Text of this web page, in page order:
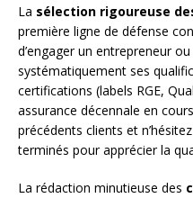
La sélection rigoureuse
première ligne de défense
d’engager un entrepreneur
systématiquement ses
certifications (labels RGE,
assurance décennale en
précédents clients et
terminés pour apprécier la
La rédaction minutieuse des